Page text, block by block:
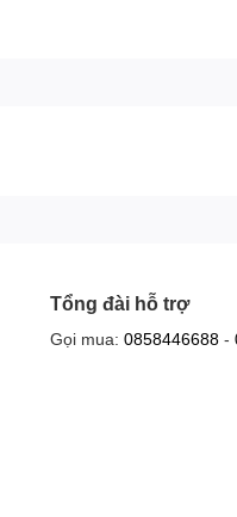
Tổng đài hỗ trợ
Gọi mua: 0858446688 -